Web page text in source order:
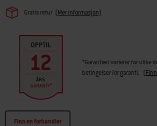
Gratis retur (Mer informasjon)
*Garantien varierer for ulike
betingelser for garanti. (
Finn en forhandler